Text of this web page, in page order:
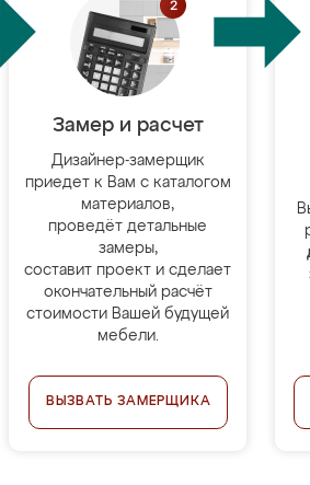
Замер и расчет
Дизайнер-замерщик
приедет к Вам с каталогом
материалов,
проведёт детальные
замеры,
составит проект и сделает
окончательный расчёт
стоимости Вашей будущей
мебели.
ВЫЗВАТЬ ЗАМЕРЩИКА